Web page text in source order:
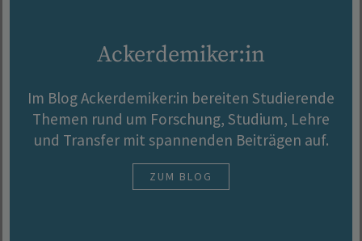
Ackerdemiker:in
Im Blog Ackerdemiker:in bereiten Studierende
Themen rund um Forschung, Studium, Lehre
und Transfer mit spannenden Beiträgen auf.
ZUM BLOG